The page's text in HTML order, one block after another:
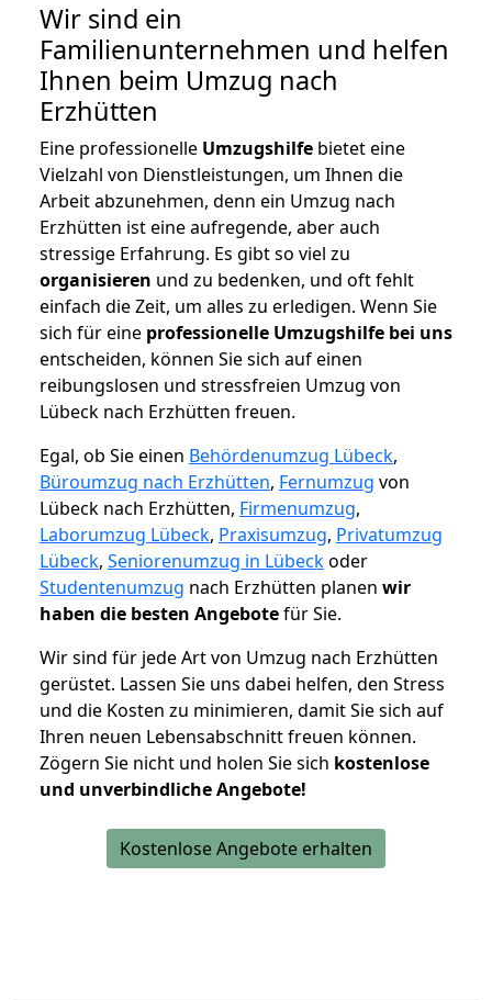
Wir sind ein
Familienunternehmen und helfen
Ihnen beim Umzug nach
Erzhütten
Eine professionelle Umzugshilfe bietet eine
Vielzahl von Dienstleistungen, um Ihnen die
Arbeit abzunehmen, denn ein Umzug nach
Erzhütten ist eine aufregende, aber auch
stressige Erfahrung. Es gibt so viel zu
organisieren und zu bedenken, und oft fehlt
einfach die Zeit, um alles zu erledigen. Wenn Sie
sich für eine professionelle Umzugshilfe bei uns
entscheiden, können Sie sich auf einen
reibungslosen und stressfreien Umzug von
Lübeck nach Erzhütten freuen.
Egal, ob Sie einen Behördenumzug Lübeck,
Büroumzug nach Erzhütten, Fernumzug von
Lübeck nach Erzhütten, Firmenumzug,
Laborumzug Lübeck, Praxisumzug, Privatumzug
Lübeck, Seniorenumzug in Lübeckoder
Studentenumzug nach Erzhütten planen wir
haben die besten Angebotefür Sie.
Wir sind für jede Art von Umzug nach Erzhütten
gerüstet. Lassen Sie uns dabei helfen, den Stress
und die Kosten zu minimieren, damit Sie sich auf
Ihren neuen Lebensabschnitt freuen können.
Zögern Sie nicht und holen Sie sich kostenlose
und unverbindliche Angebote!
Kostenlose Angebote erhalten